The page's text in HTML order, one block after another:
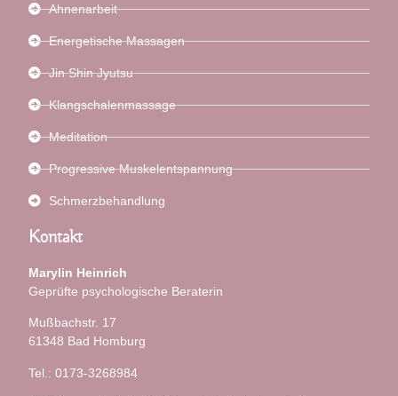
Ahnenarbeit
Energetische Massagen
Jin Shin Jyutsu
Klangschalenmassage
Meditation
Progressive Muskelentspannung
Schmerzbehandlung
Kontakt
Marylin Heinrich
Geprüfte psychologische Beraterin
Mußbachstr. 17
61348 Bad Homburg
Tel.: 0173-3268984